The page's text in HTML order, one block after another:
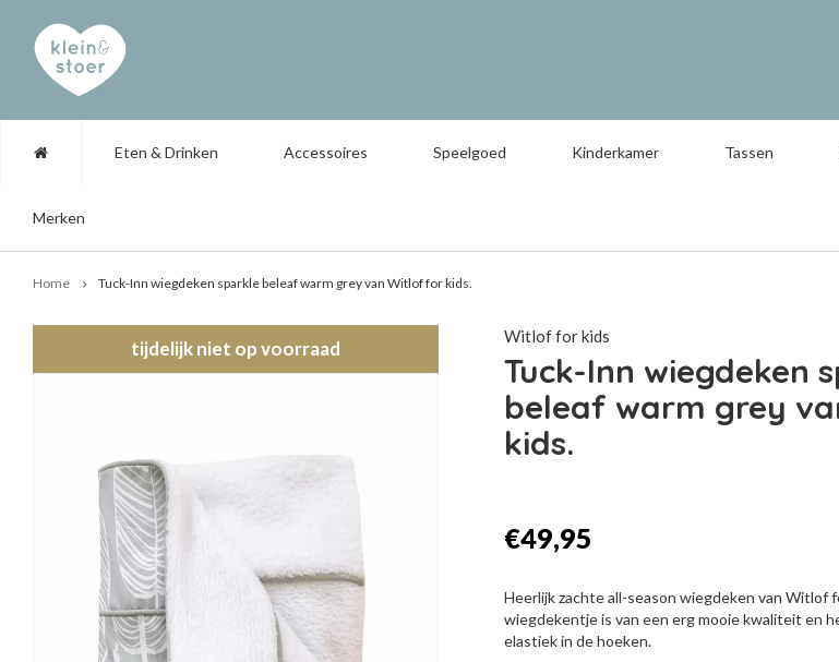
Eten & Drinken Accessoires Speelgoed Kinderkamer Tassen
Merken
Home Tuck-Inn wiegdeken sparkle beleaf warm grey van Witlof for kids.
tijdelijk niet op voorraad
Witlof for kids
Tuck-Inn wiegdeken
beleaf warm grey
kids.
€49,95
Heerlijk zachte all-season wiegdeken van Witlof
wiegdekentje is van een erg mooie kwaliteit en
elastiek in de hoeken.